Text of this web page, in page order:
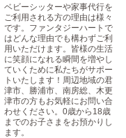
ベビーシッターや家事代行を
ご利用される方の理由は様々
です。ファンタジーハートで
はどんな理由でも構わずご利
用いただけます。皆様の生活
に笑顔になれる瞬間を増やし
ていくために私たちがサポー
トいたします！周辺地域の君
津市、勝浦市、南房総、木更
津市の方もお気軽にお問い合
わせください。0歳から18歳
までのお子さまをお預かりし
ます。